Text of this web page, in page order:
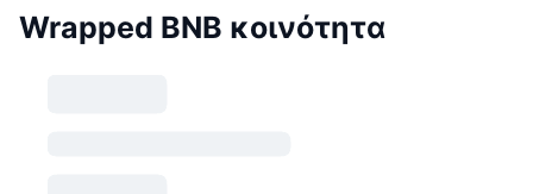
Wrapped BNB κοινότητα